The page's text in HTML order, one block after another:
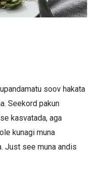
soov hakata
Seekord pakun
kasvatada, aga
kunagi muna
Just see muna andis